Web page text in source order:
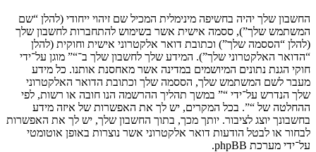
החשבון שלך יהיה בחשיפה מינימלית המכיל שם זיהוי ייחודי (להלן “שם
המשתמש שלך”), ססמה אישית אשר בשימוש להתחברות לחשבון שלך
(להלן “הססמה שלך”) וכתובת דואר אלקטרוני אישית וחוקית (להלן
“הדואר האלקטרוני שלך”). המידע שלך לחשבון שלך ב־“” מוגן על־ידי
חוקי הגנת נתונים המיושמים במדינה אשר מאחסנת אותנו. כל מידע
מעבר לשם המשתמש שלך, הססמה שלך וכתובת הדואר האלקטרוני
שלך הנדרש על־ידי “” במשך תהליך ההרשמה הנו חובה או רשות, לפי
ההחלטה של “”. בכל המקרים, יש לך את האפשרות של איזה מידע
בחשבונך יוצג לציבור. יותך מכך, בתוך החשבון שלך, יש לך את האפשרות
לבחור או לבטל הודעות דואר אלקטרוני אשר נוצרות באופן אוטומטי
על־ידי מערכת phpBB.